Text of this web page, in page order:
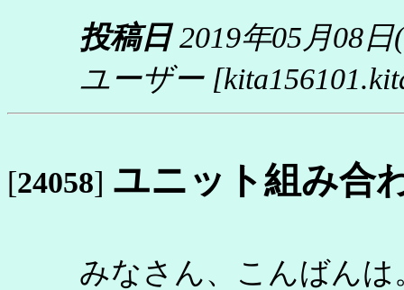
投稿日2019年05月08
ユーザー
[24058] ユニット組み合
みなさん、こんばんは